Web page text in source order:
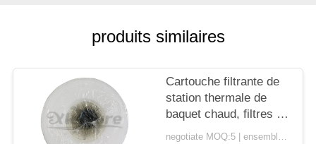
SITE
produits similaires
Cartouche filtrante de
station thermale de
baquet chaud, filtres de
cartouche pour le bas negotiate MOQ:5 | ensemble 100